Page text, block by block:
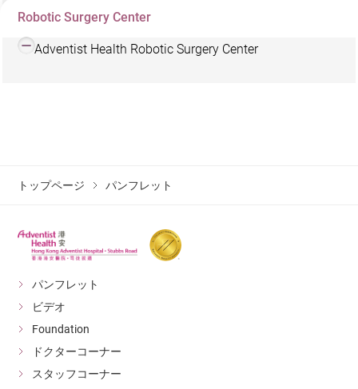
Robotic Surgery Center
Robotic Surgery Center
Adventist Health Robotic Surgery Center
トップページ パンフレット
パンフレット
ビデオ
Foundation
ドクターコーナー
スタッフコーナー